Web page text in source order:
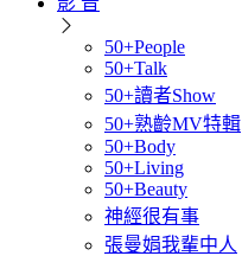
50+People
50+Talk
50+讀者Show
50+熟齡MV特輯
50+Body
50+Living
50+Beauty
神經很有事
張曼娟我輩中人